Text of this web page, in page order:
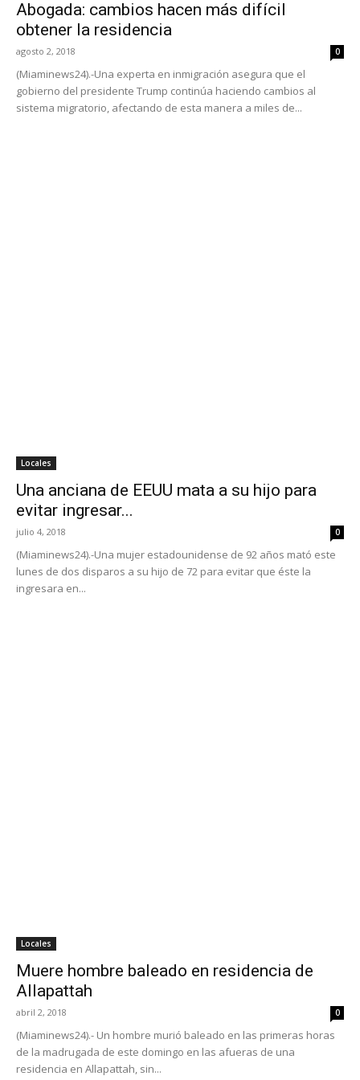
Abogada: cambios hacen más difícil
obtener la residencia
agosto 2, 2018 0
(Miaminews24).-Una experta en inmigración asegura que el
gobierno del presidente Trump continúa haciendo cambios al
sistema migratorio, afectando de esta manera a miles de...
Locales
Una anciana de EEUU mata a su hijo para
evitar ingresar...
julio 4, 2018 0
(Miaminews24).-Una mujer estadounidense de 92 años mató este
lunes de dos disparos a su hijo de 72 para evitar que éste la
ingresara en...
Locales
Muere hombre baleado en residencia de
Allapattah
abril 2, 2018 0
(Miaminews24).- Un hombre murió baleado en las primeras horas
de la madrugada de este domingo en las afueras de una
residencia en Allapattah, sin...